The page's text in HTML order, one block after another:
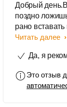
Добрый
поздно
рано
взбодриться
кофе,оно
очень нелегко
правильно
Читать далее
Да, я
Это отзыв